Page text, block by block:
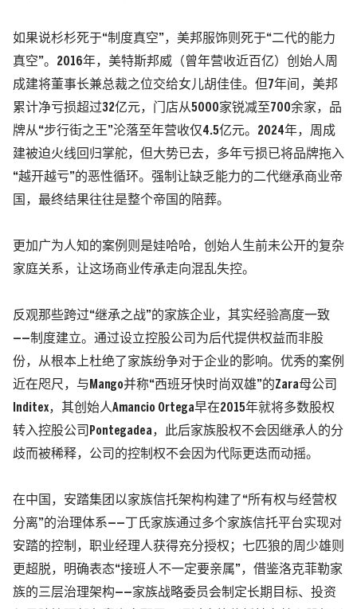
如果说杉杉死于“制度真空”， 美邦服饰则死于“二代的能力
真空”。2016年，美特斯邦威 （曾年营收近百亿） 创始人周
成建将董事长兼总裁之位交给女儿胡佳佳。但7年间，美邦
累计净亏损超过32亿元，门店从5000家锐减至700余家，品
牌从“步行街之王”沦落至年营收仅4.5亿元。2024年，周成
建被迫火线回归掌舵，但大势已去，多年亏损已将品牌拖入
“越开越亏”的恶性循环。强制让缺乏能力的二代继承商业帝
国，最终结果往往是整个帝国的陪葬。
更加广为人知的案例则是娃哈哈，创始人生前未公开的复杂
家庭关系，让这场商业传承走向混乱失控。
反观那些跨过“继承之战”的家族企业，其实经验高度一致
——制度建立。通过设立控股公司为后代提供权益而非股
份，从根本上杜绝了家族纷争对于企业的影响。 优秀的案例
近在咫尺，与Mango并称“西班牙快时尚双雄”的Zara母公司
Inditex，其创始人Amancio Ortega早在2015年就将多数股权
转入控股公司 Pontegadea ，此后家族股权不会因继承人的分
歧而被稀释，公司的控制权不会因为代际更迭而动摇。
在中国，安踏集团以家族信托架构构建了“所有权与经营权
分离”的治理体系——丁氏家族通过多个家族信托平台实现对
安踏的控制，职业经理人获得充分授权；七匹狼的周少雄则
更超脱，明确表态“接班人不一定要亲属”， 借鉴洛克菲勒家
族的三层治理架构——家族战略委员会制定长期目标、投资